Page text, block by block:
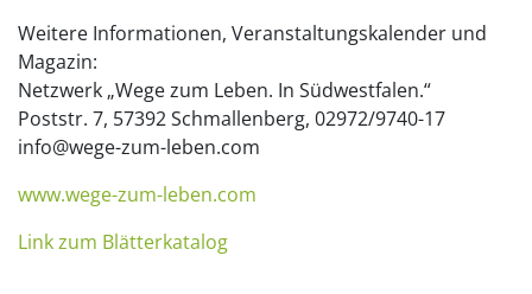
Weitere Informationen, Veranstaltungskalender und
Magazin:
Netzwerk „Wege zum Leben. In Südwestfalen.“
Poststr. 7, 57392 Schmallenberg, 02972/9740-17
info@wege-zum-leben.com
www.wege-zum-leben.com
Link zum Blätterkatalog